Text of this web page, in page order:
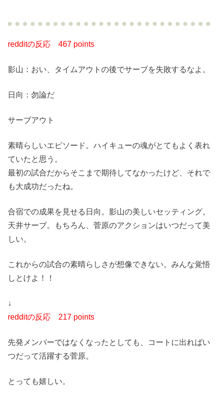
redditの反応 467 points
影山：おい、タイムアウトの後でサーブを失敗するなよ。
日向：勿論だ
サーブアウト
素晴らしいエピソード。ハイキューの魂がとてもよく表れ
ていたと思う。
最初の試合だからそこまで期待してなかったけど、それで
も大成功だったね。
合宿での成果を見せる日向。影山の美しいセッティング。
天井サーブ。もちろん、菅原のアクションはいつだって美
しい。
これからの試合の素晴らしさが想像できない。みんな覚悟
しとけよ！！
↓
redditの反応 217 points
先発メンバーではなくなったとしても、コートに出ればい
つだって活躍する菅原。
とっても嬉しい。